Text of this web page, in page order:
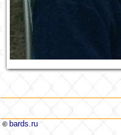
© bards.ru